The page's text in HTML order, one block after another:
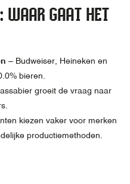
WAAR GAAT HET
– Budweiser, Heineken en
bieren.
groeit de vraag naar
kiezen vaker voor merken
productiemethoden.